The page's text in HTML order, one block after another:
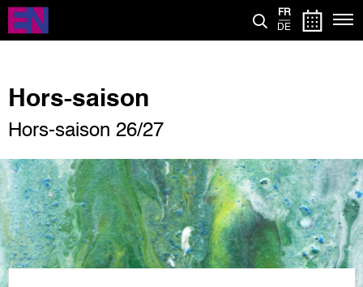
Aller
contenu
FR
DE
Hors-saison
Hors-saison 26/27